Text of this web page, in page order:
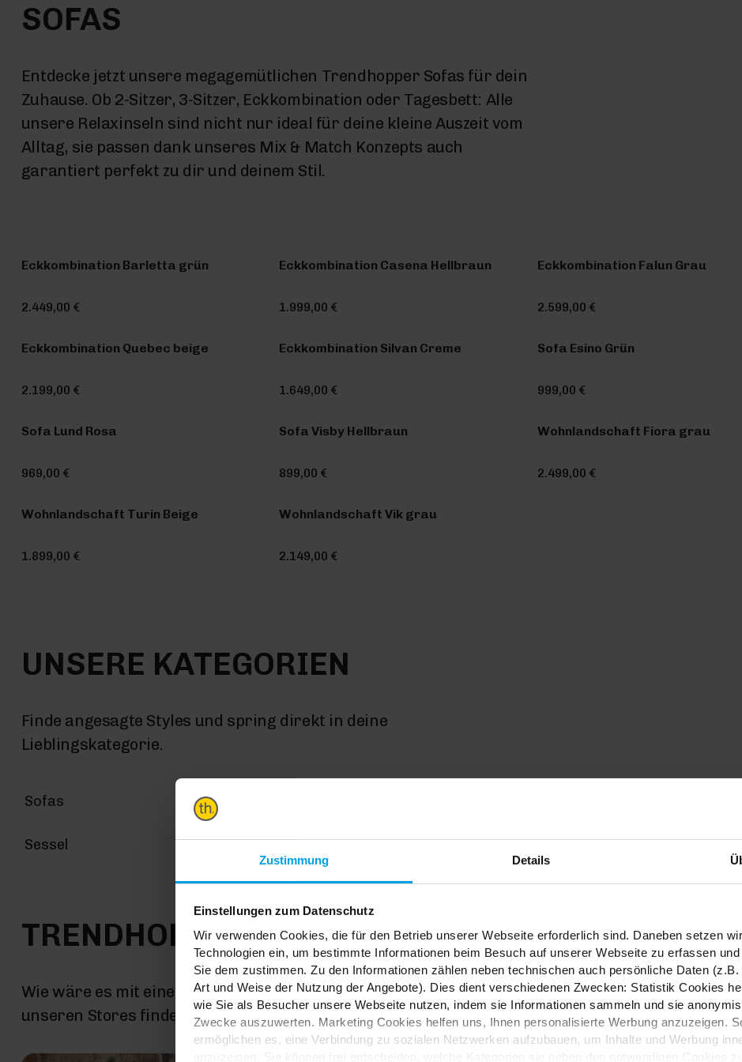
Zustimmung Details
Einstellungen zum Datenschutz
Wir verwenden Cookies, die für den Betrieb unserer Webseite erforderlich sind. Daneben setzen
Technologien ein, um bestimmte Informationen beim Besuch auf unserer Webseite zu erfassen
Sie dem zustimmen. Zu den Informationen zählen neben technischen auch persönliche Daten
Art und Weise der Nutzung der Angebote). Dies dient verschiedenen Zwecken: Statistik Cookies
wie Sie als Besucher unsere Webseite nutzen, indem sie Informationen sammeln und sie
Zwecke auszuwerten. Marketing Cookies helfen uns, Ihnen personalisierte Werbung anzuzeigen.
ermöglichen es, eine Verbindung zu sozialen Netzwerken aufzubauen, um Inhalte und Werbung
SOFAS
Entdecke jetzt unsere megagemütlichen Trendhopper Sofas für dein
Zuhause. Ob 2-Sitzer, 3-Sitzer, Eckkombination oder Tagesbett: Alle
unsere Relaxinseln sind nicht nur ideal für deine kleine Auszeit vom
Alltag, sie passen dank unseres Mix & Match Konzepts auch
garantiert perfekt zu dir und deinem Stil.
Eckkombination Barletta grün
2.449,00 €
Eckkombination Casena Hellbraun
1.999,00 €
Eckkombination Falun Grau
2.599,00 €
Eckkombination Quebec beige
2.199,00 €
Eckkombination Silvan Creme
1.649,00 €
Sofa Esino Grün
999,00 €
Sofa Lund Rosa
969,00 €
Sofa Visby Hellbraun
899,00 €
Wohnlandschaft Fiora grau
2.499,00 €
Wohnlandschaft Turin Beige
1.899,00 €
Wohnlandschaft Vik grau
2.149,00 €
UNSERE KATEGORIEN
Finde angesagte Styles und spring direkt in deine
Lieblingskategorie.
Sofas
Sessel Teppiche Kissen & Decken
TRENDHOPPER STORES
Wie wäre es mit einer großen Portion Inspiration und Kreativität? In
unseren Stores findest du alle Trendhopper Möbel, Stoffe und Styles.